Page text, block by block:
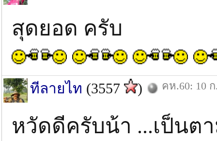
สุดยอด ครับ
ทีลายไท (3557 ) คห.60: 10
หวัดดีครับน้า ...เป็น